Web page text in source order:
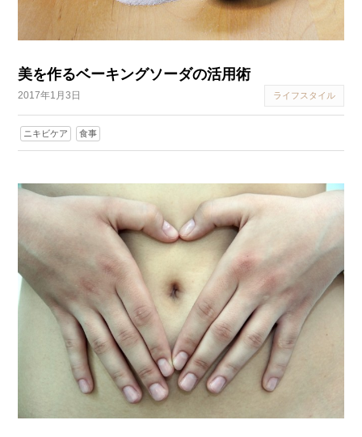
美を作るベーキングソーダの活用術
2017年1月3日 ライフスタイル
ニキビケア 食事